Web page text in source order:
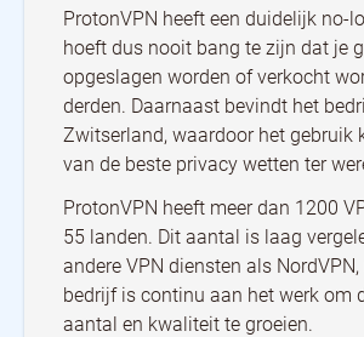
ProtonVPN heeft een duidelijk no-
hoeft dus nooit bang te zijn dat je
opgeslagen worden of verkocht
derden. Daarnaast bevindt het
Zwitserland, waardoor het gebruik
van de beste privacy wetten ter
ProtonVPN heeft meer dan 1200
55 landen. Dit aantal is laag
andere VPN diensten als
bedrijf is continu aan het werk om
aantal en kwaliteit te groeien.